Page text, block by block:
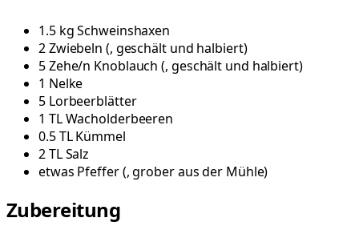
1.5 kgSchweinshaxen
2Zwiebeln (, geschält und halbiert)
5Zehe/n Knoblauch (, geschält und halbiert)
1 Nelke
5 Lorbeerblätter
1 TLWacholderbeeren
0.5TLKümmel
2TLSalz
etwas Pfeffer(, grober aus der Mühle)
Zubereitung